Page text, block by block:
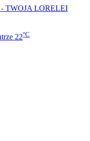
TWOJA LORELEI
22°C